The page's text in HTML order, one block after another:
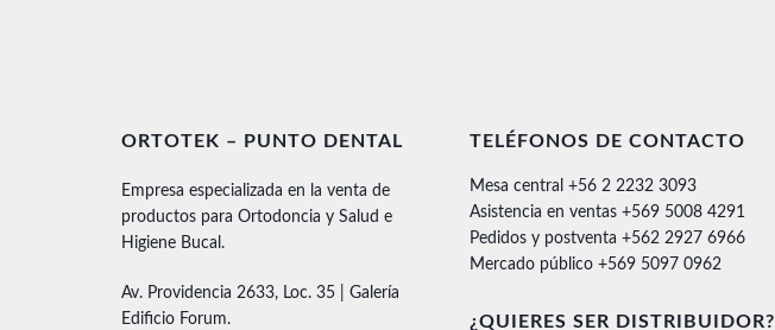
ORTOTEK – PUNTO DENTAL
Empresa especializada en la venta de
productos para Ortodoncia y Salud e
Higiene Bucal.
Av. Providencia 2633, Loc. 35 | Galería
Edificio Forum.
TELÉFONOS DE CONTACTO
Mesa central +56 2 2232 3093
Asistencia en ventas +569 5008 4291
Pedidos y postventa +562 2927 6966
Mercado público +569 5097 0962
¿QUIERES SER DISTRIBUIDOR?